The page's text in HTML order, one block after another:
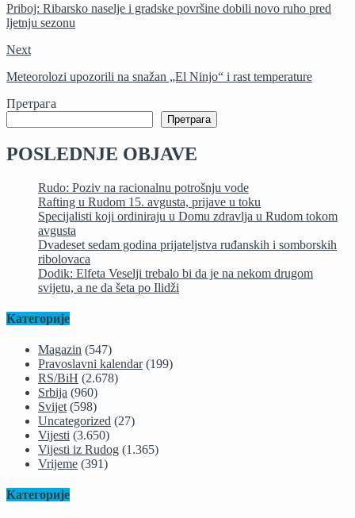
Priboj: Ribarsko naselje i gradske površine dobili novo ruho pred
ljetnju sezonu
Next
Meteorolozi upozorili na snažan „El Ninjo“ i rast temperature
Претрага
Претрага
POSLEDNJE OBJAVE
Rudo: Poziv na racionalnu potrošnju vode
Rafting u Rudom 15. avgusta, prijave u toku
Specijalisti koji ordiniraju u Domu zdravlja u Rudom tokom
avgusta
Dvadeset sedam godina prijateljstva ruđanskih i somborskih
ribolovaca
Dodik: Elfeta Veselji trebalo bi da je na nekom drugom
svijetu, a ne da šeta po Ilidži
Категорије
Magazin (547)
Pravoslavni kalendar(199)
RS/BiH (2.678)
Srbija (960)
Svijet (598)
Uncategorized (27)
Vijesti (3.650)
Vijesti iz Rudog (1.365)
Vrijeme (391)
Категорије